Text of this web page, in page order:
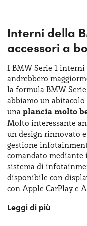
Interni della
accessori a
I BMW Serie 1 interni
andrebbero
la formula BMW
abbiamo un abitacolo
una plancia molto
Molto interessante
un design rinnovato
gestione
comandato mediante
sistema di
disponibile con
con Apple CarPlay e
Gli allestimenti